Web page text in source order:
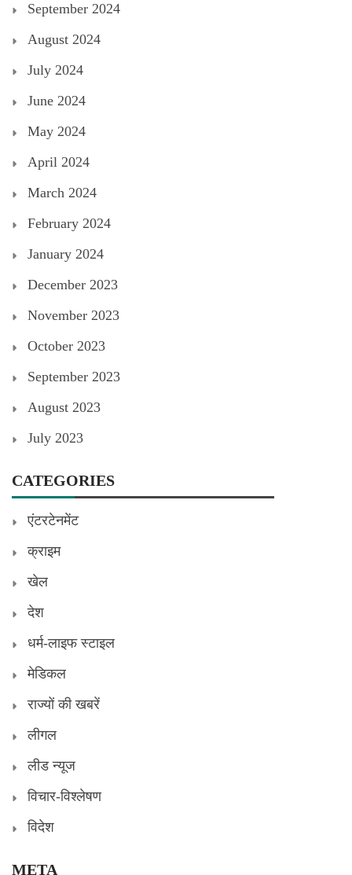
September 2024
August 2024
July 2024
June 2024
May 2024
April 2024
March 2024
February 2024
January 2024
December 2023
November 2023
October 2023
September 2023
August 2023
July 2023
CATEGORIES
एंटरटेनमेंट
क्राइम
खेल
देश
धर्म-लाइफ स्टाइल
मेडिकल
राज्यों की खबरें
लीगल
लीड न्यूज
विचार-विश्लेषण
विदेश
META